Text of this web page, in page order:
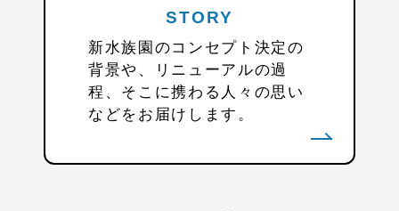
STORY
新水族園のコンセプト決定の
背景や、リニューアルの過
程、そこに携わる人々の思い
などをお届けします。